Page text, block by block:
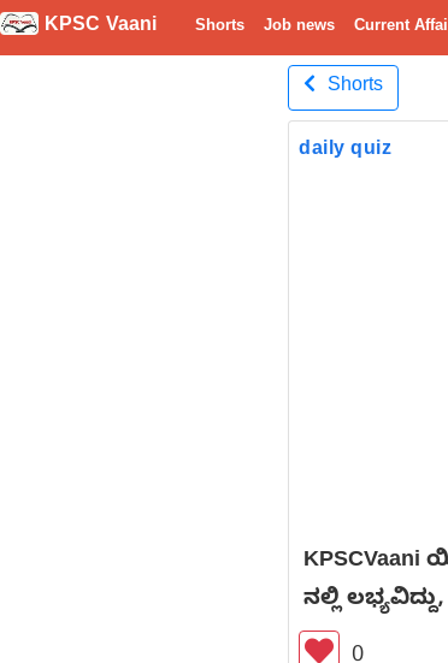
KPSC Vaani Shorts Job news Current
Shorts
daily quiz
ನಲ್ಲಿ